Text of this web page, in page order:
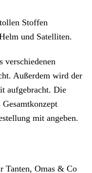
Stoffen
und Satelliten.
Außerdem wird der
aufgebracht. Die
mit angeben.
Tanten, Omas & Co